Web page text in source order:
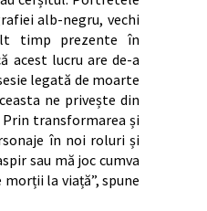
alb-negru, vechi
timp prezente în
acest lucru are de-a
legată de moarte
ne privește din
transformarea și
în noi roluri și
sau mă joc cumva
morții la viață”, spune